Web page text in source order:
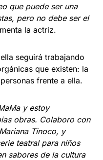
que puede ser una
pero no debe ser el
la actriz.
seguirá trabajando
que existen: la
frente a ella.
y estoy
obras. Colaboro con
Tinoco, y
teatral para niños
sabores de la cultura